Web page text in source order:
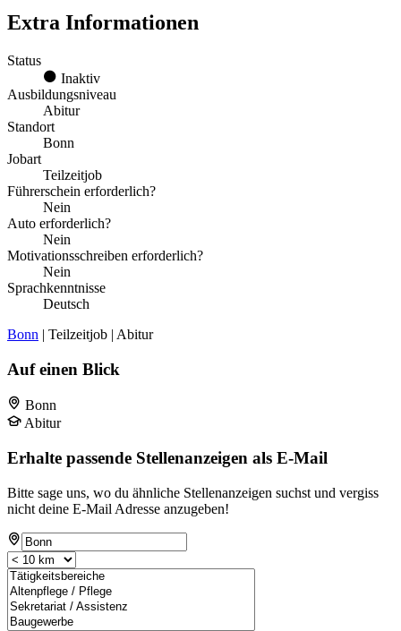
Extra Informationen
Status
Inaktiv
Ausbildungsniveau
Abitur
Standort
Bonn
Jobart
Teilzeitjob
Führerschein erforderlich?
Nein
Auto erforderlich?
Nein
Motivationsschreiben erforderlich?
Nein
Sprachkenntnisse
Deutsch
Bonn | Teilzeitjob | Abitur
Auf einen Blick
Bonn
Abitur
Erhalte passende Stellenanzeigen als E-Mail
Bitte sage uns, wo du ähnliche Stellenanzeigen suchst und vergiss
nicht deine E-Mail Adresse anzugeben!